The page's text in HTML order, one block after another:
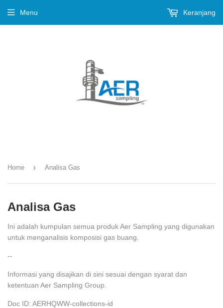
Menu Keranjang
Home › Analisa Gas
Analisa Gas
Ini adalah kumpulan semua produk Aer Sampling yang digunakan
untuk menganalisis komposisi gas buang.
--
Informasi yang disajikan di sini sesuai dengan syarat dan
ketentuan Aer Sampling Group.
Doc ID: AERHQWW-collections-id